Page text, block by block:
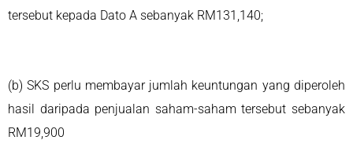
tersebut kepada Dato A sebanyak RM131,140;
(b) SKS perlu membayar jumlah keuntungan yang diperoleh
hasil daripada penjualan saham-saham tersebut sebanyak
RM19,900